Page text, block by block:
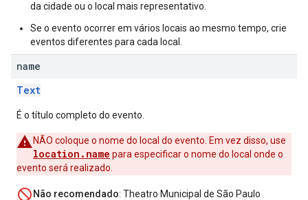
da cidade ou o local mais representativo.
Se o evento ocorrer em vários locais ao mesmo tempo, crie
eventos diferentes para cada local.
name
Text
É o título completo do evento.
NÃO coloque o nome do local do evento. Em vez disso, use
location.name para especificar o nome do local onde o
evento será realizado.
Não recomendado: Theatro Municipal de São Paulo